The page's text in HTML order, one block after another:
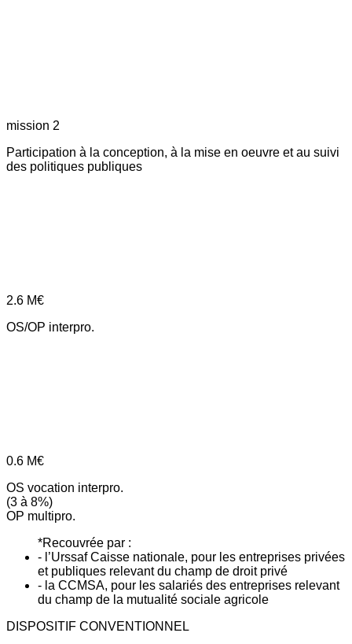
mission 2
Participation à la conception, à la mise en oeuvre et au suivi
des politiques publiques
2.6 M€
OS/OP interpro.
0.6 M€
OS vocation interpro.
(3 à 8%)
OP multipro.
*Recouvrée par :
- l’Urssaf Caisse nationale, pour les entreprises privées
et publiques relevant du champ de droit privé
- la CCMSA, pour les salariés des entreprises relevant
du champ de la mutualité sociale agricole
DISPOSITIF CONVENTIONNEL